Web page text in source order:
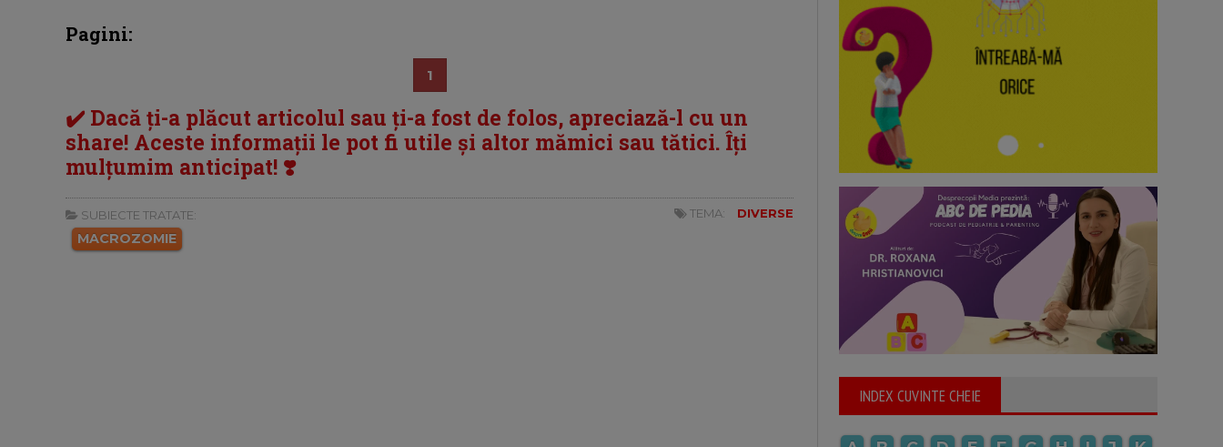
Pagini:
1
✔️ Dacă ți-a plăcut articolul sau ți-a fost de folos, apreciază-l cu un
share! Aceste informații le pot fi utile și altor mămici sau tătici. Îți
mulțumim anticipat! ❣️
SUBIECTE TRATATE:
MACROZOMIE
TEMA: DIVERSE
INDEX CUVINTE CHEIE